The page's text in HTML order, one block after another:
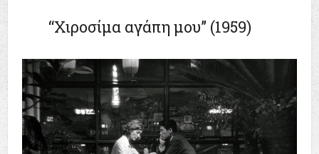
“Χιροσίμα αγάπη μου” (1959)